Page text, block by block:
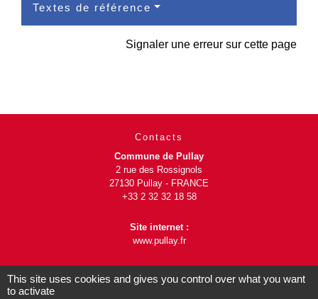
Textes de référence
Signaler une erreur sur cette page
Contacts
Commune de Pullay
2 rue des Rossignols
27130 Pullay - FRANCE
+33 2 32 32 18 58
Site internet :
www.pullay.fr
This site uses cookies and gives you control over what you want
to activate